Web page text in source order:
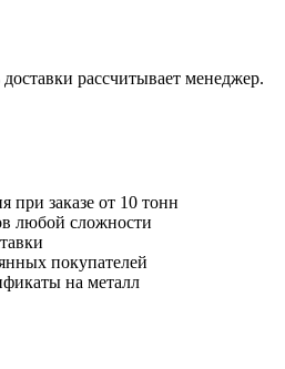
рассчитывает менеджер.
при заказе от 10 тонн
любой сложности
покупателей
на металл